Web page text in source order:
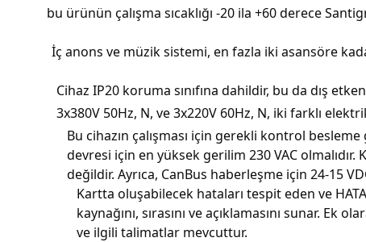
bu ürünün çalışma sıcaklığı -20 ila +60 derece
İç anons ve müzik sistemi, en fazla iki asansöre
Cihaz IP20 koruma sınıfına dahildir, bu da dış
3x380V 50Hz, N, ve 3x220V 60Hz, N, iki farklı
Bu cihazın çalışması için gerekli kontrol
devresi için en yüksek gerilim 230 VAC olmalıdır.
değildir. Ayrıca, CanBus haberleşme için 24-15
Kartta oluşabilecek hataları tespit eden ve
kaynağını, sırasını ve açıklamasını sunar.
ve ilgili talimatlar mevcuttur.